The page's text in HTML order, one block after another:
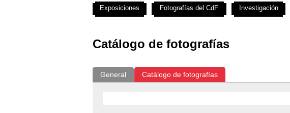
Catálogo de fotografías
General Catálogo de fotografías
Exposiciones Fotografías del CdF Investigación